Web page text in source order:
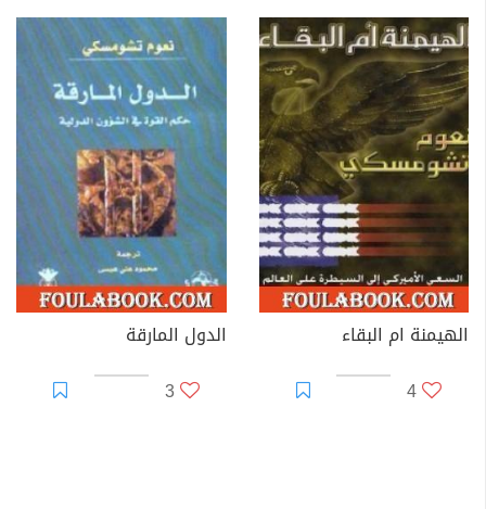
الهيمنة ام البقاء
4
الدول المارقة
3